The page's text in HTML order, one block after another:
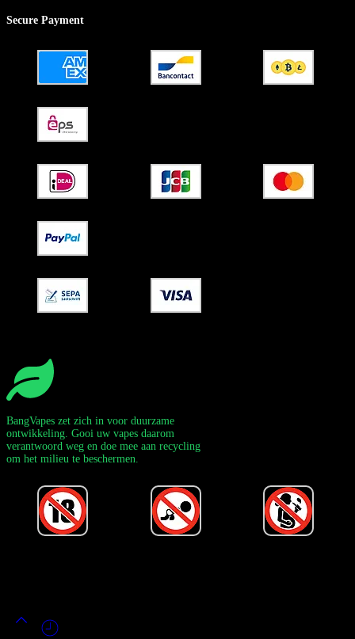
Secure Payment
BangVapes zet zich in voor duurzame
ontwikkeling. Gooi uw vapes daarom
verantwoord weg en doe mee aan recycling
om het milieu te beschermen.